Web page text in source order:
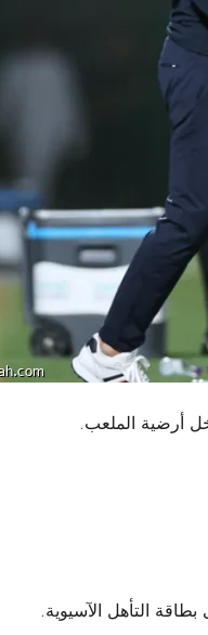
أرضية الملعب.
التأهل الآسيوية.